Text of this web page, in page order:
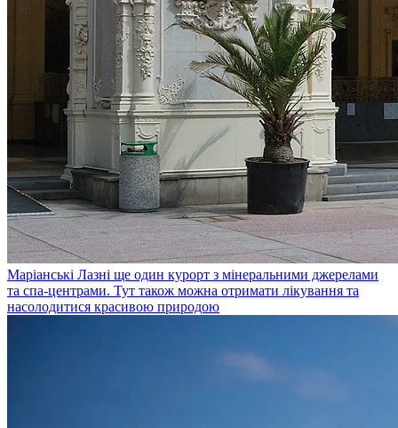
Маріанські Лазні ще один курорт з мінеральними джерелами
та спа-центрами. Тут також можна отримати лікування та
насолодитися красивою природою